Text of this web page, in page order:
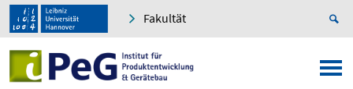
Fakultät